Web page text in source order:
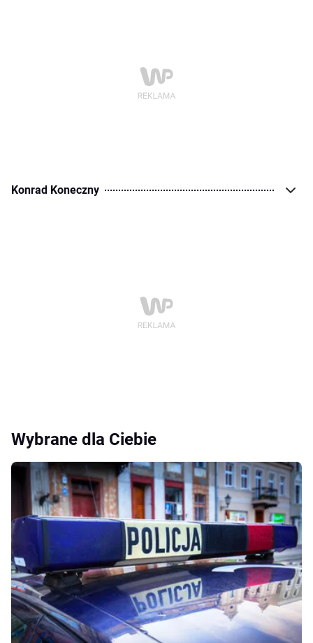
Konrad Koneczny
Wybrane dla Ciebie